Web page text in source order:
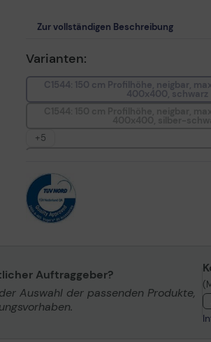
Zur vollständigen Beschreibung
Varianten:
C1544: 150 cm Profilhöhe, neigbar,
400x400, schwarz
+5
CT1544: 150 cm Profilhöhe, drehbar,
CT3044: 300 cm Profilhöhe, drehbar,
CT3044: 300 cm Profilhöhe, drehbar,
400x400, schwarz
Auftraggeber?
Auswahl der passenden Produkte,